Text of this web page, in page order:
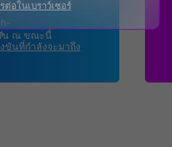
น ณ ขณะนี้
ขันที่กำลังจะมาถึง
ต่อในเบราว์เซอร์